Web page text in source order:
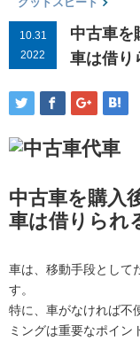
10.31
2022
中古車を
車は借り
中古車を購入
車は借りられ
車は、移動手段として
す。
特に、車がなければ不
ミングは重要なポイン